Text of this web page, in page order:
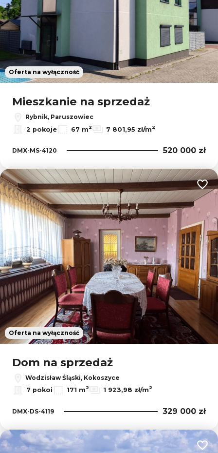
Oferta na wyłączność
Mieszkanie na sprzedaż
Rybnik, Paruszowiec
2 pokoje
67 m2 7 801,95 zł/m2
DMX-MS-4120 520 000 zł
Oferta na wyłączność
Dom na sprzedaż
Wodzisław Śląski, Kokoszyce
7 pokoi
171 m2 1 923,98 zł/m2
DMX-DS-4119 329 000 zł